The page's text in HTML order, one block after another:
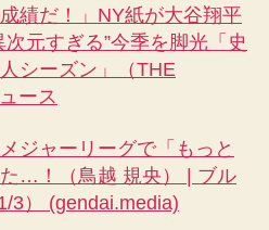
績だ！」NY紙が大谷翔平
元すぎる”今季を脚光「史
シーズン」（THE
ース
ジャーリーグで「もっと
…！（鳥越 規央） | ブル
3） (gendai.media)